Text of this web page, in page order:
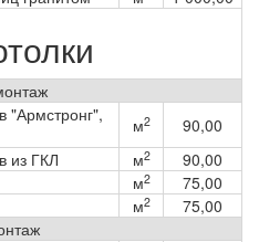
"Армстронг",
м2
90,00
из ГКЛ
м2
90,00
м2
75,00
м2
75,00